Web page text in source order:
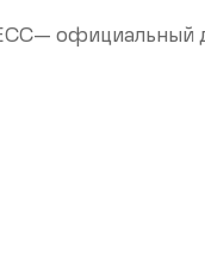
официальный